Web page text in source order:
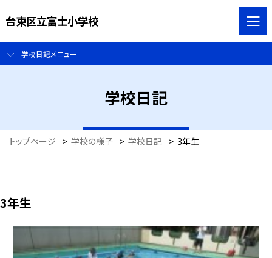
台東区立富士小学校
学校日記メニュー
学校日記
トップページ > 学校の様子 > 学校日記 > 3年生
3年生